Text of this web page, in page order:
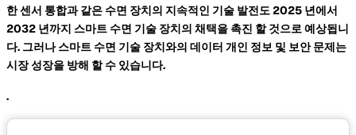
한 센서 통합과 같은 수면 장치의 지속적인 기술 발전도 2025 년에서
2032 년까지 스마트 수면 기술 장치의 채택을 촉진 할 것으로 예상됩니
다. 그러나 스마트 수면 기술 장치와의 데이터 개인 정보 및 보안 문제는
시장 성장을 방해 할 수 있습니다.
.